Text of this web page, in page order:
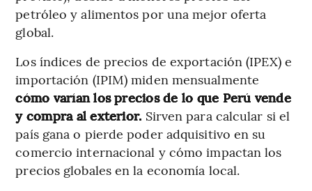
petróleo y alimentos por una mejor oferta
global.
Los índices de precios de exportación (IPEX) e
importación (IPIM) miden mensualmente
cómo varían los precios de lo que Perú vende
y compra al exterior. Sirven para calcular si el
país gana o pierde poder adquisitivo en su
comercio internacional y cómo impactan los
precios globales en la economía local.